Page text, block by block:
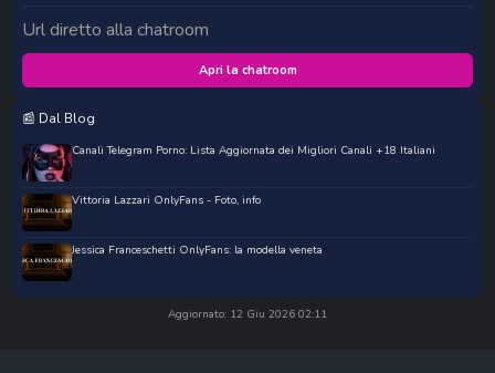
Url diretto alla chatroom
Apri la chatroom
📰 Dal Blog
Canali Telegram Porno: Lista Aggiornata dei Migliori Canali +18 Italiani
Vittoria Lazzari OnlyFans - Foto, info
Jessica Franceschetti OnlyFans: la modella veneta
Aggiornato: 12 Giu 2026 02:11